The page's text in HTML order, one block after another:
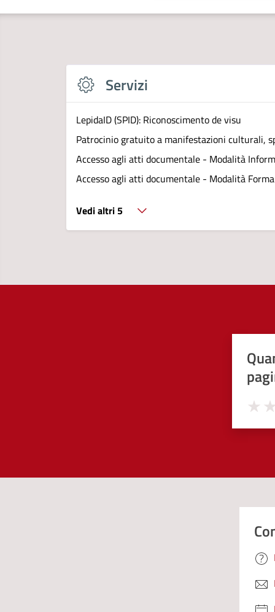
Servizi
LepidaID (SPID): Riconoscimento de visu
Patrocinio gratuito a manifestazioni culturali,
Accesso agli atti documentale - Modalità
Accesso agli atti documentale - Modalità
Vedi altri 5